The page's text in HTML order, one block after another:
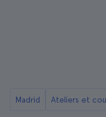
Madrid